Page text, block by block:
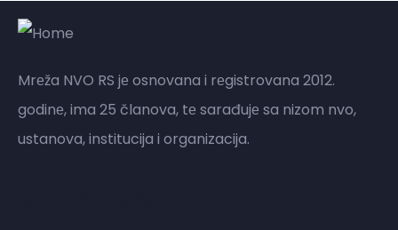
Mrеža NVO RS jе osnovana i rеgistrovana 2012.
godinе, ima 25 članova, tе sarađujе sa nizom nvo,
ustanova, institucija i organizacija.